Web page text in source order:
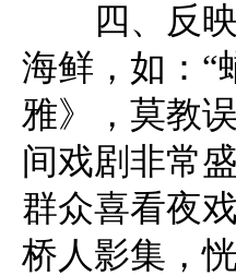
四、反映
海鲜，如：“
雅》，莫教
间戏剧非常
群众喜看夜
桥人影集，